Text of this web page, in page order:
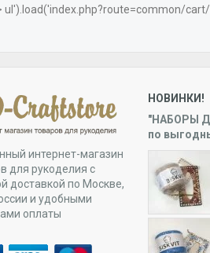
интернет-магазин
для рукоделия с
доставкой по Москве,
и удобными
оплаты
НОВИНКИ!
"НАБОРЫ
по